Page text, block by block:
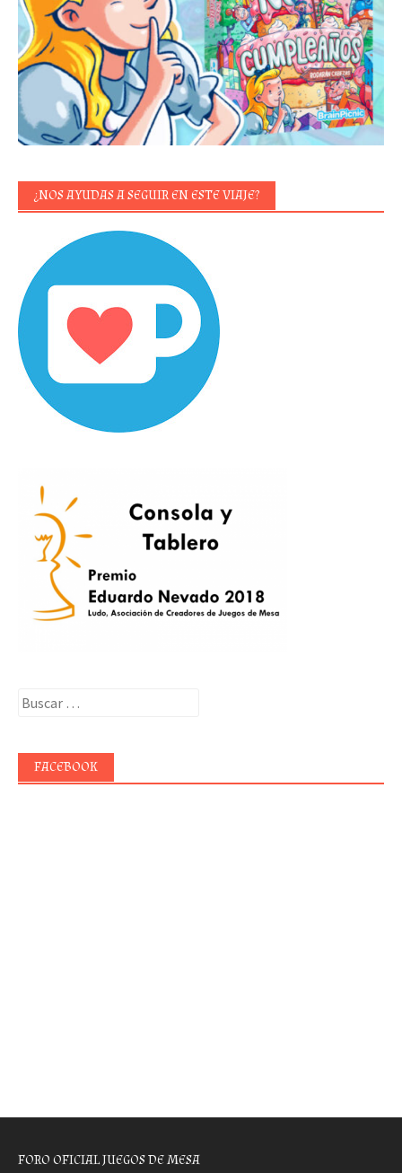
¿NOS AYUDAS A SEGUIR EN ESTE VIAJE?
Buscar:
FACEBOOK
FORO OFICIAL JUEGOS DE MESA